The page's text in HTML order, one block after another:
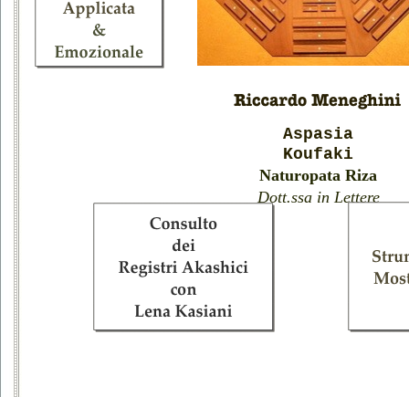
Aspasia
Koufaki
Naturopata Riza
Dott.ssa in Lettere